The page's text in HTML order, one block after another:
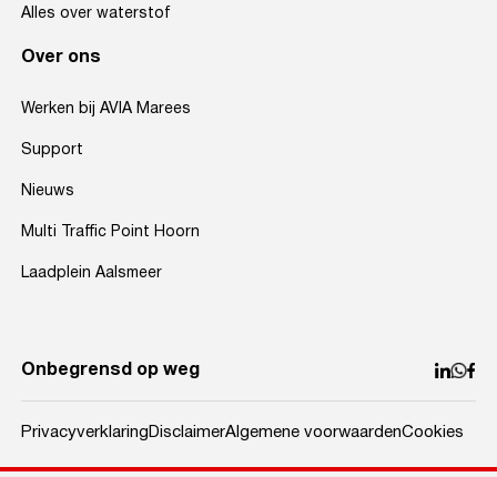
Alles over waterstof
Over ons
Werken bij AVIA Marees
Support
Nieuws
Multi Traffic Point Hoorn
Laadplein Aalsmeer
Onbegrensd op weg
PrivacyverklaringDisclaimerAlgemene voorwaardenCookies